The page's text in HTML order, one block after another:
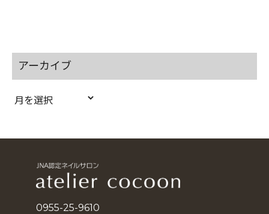
アーカイブ
ア
0955-25-9610